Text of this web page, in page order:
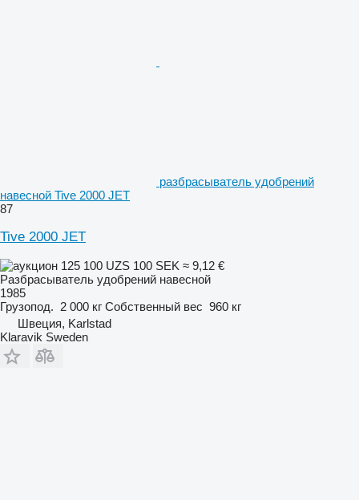
разбрасыватель удобрений
навесной Tive 2000 JET
87
Tive 2000 JET
125 100 UZS 100 SEK ≈ 9,12 €
Разбрасыватель удобрений навесной
1985
Грузопод. 2 000 кг Собственный вес 960 кг
Швеция, Karlstad
Klaravik Sweden